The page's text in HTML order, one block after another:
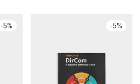
-5% -5%